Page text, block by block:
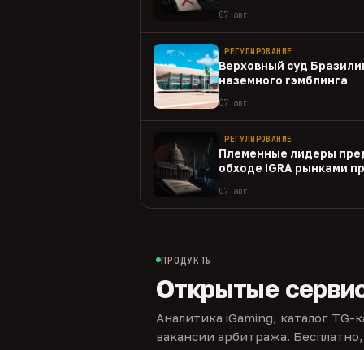
07 авг
РЕГУЛИРОВАНИЕ
Верховный суд
наземного гэмблинга
07 авг
РЕГУЛИРОВАНИЕ
Племенные лидеры
обходе IGRA рынками
07 авг
ПРОДУКТЫ
Открытые
Аналитика iGaming, каталог
вакансии арбитража.